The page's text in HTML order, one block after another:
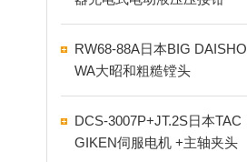
RW68-88A日本BIG DAISHO
WA大昭和粗糙镗头
DCS-3007P+JT.2S日本TAC
GIKEN伺服电机 +主轴夹头